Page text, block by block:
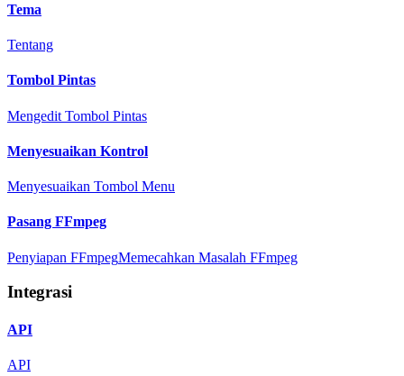
Tema
Tentang
Tombol Pintas
Mengedit Tombol Pintas
Menyesuaikan Kontrol
Menyesuaikan Tombol Menu
Pasang FFmpeg
Penyiapan FFmpegMemecahkan Masalah FFmpeg
Integrasi
API
API